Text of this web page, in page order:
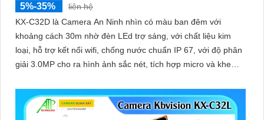
5%-35%
liên hệ
KX-C32D là Camera An Ninh nhìn có màu ban đêm với
khoảng cách 30m nhờ đèn LEd trợ sáng, với chất liệu kim
loại, hỗ trợ kết nối wifi, chống nước chuẩn IP 67, với độ phân
giải 3.0MP cho ra hình ảnh sắc nét, tích hợp micro và khe